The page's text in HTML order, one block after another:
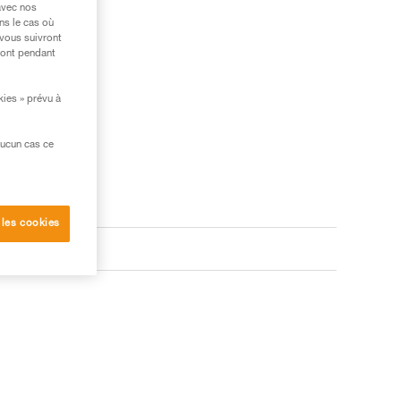
nos
le cas où
suivront
pendant
» prévu à
cas ce
cookies